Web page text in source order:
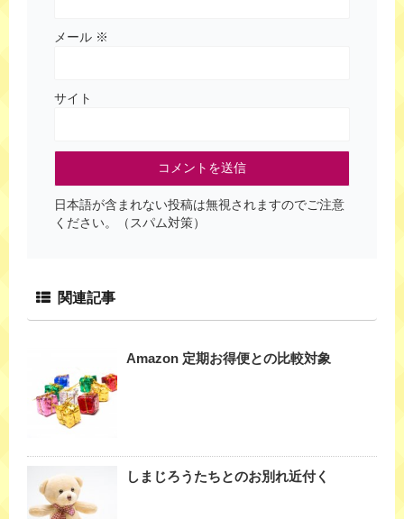
メール ※
サイト
日本語が含まれない投稿は無視されますのでご注意
ください。（スパム対策）
関連記事
Amazon 定期お得便との比較対象
しまじろうたちとのお別れ近付く